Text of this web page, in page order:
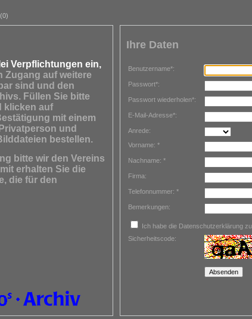
Verpflichtungen ein,
Zugang auf weitere
sind und den
Füllen Sie bitte
klicken auf
mit einem
und
bestellen.
bitte wir den Vereins
erhalten Sie die
die für den
Ihre Daten
Benutzername*:
Passwort*:
Passwort wiederholen*:
E-Mail-Adresse*:
Anrede:
Vorname: *
Nachname: *
Firma:
Telefonnummer: *
Bemerkungen:
Ich habe die Datenschutzerklärung
Sicherheitscode: